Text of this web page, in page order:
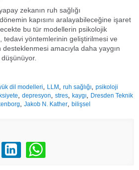
zekanın ruh sağlığı
kapısını aralayabileceğine işaret
bu tür modellerin psikolojik
tedavi yöntemlerinin geliştirilmesi ve
desteklenmesi amacıyla daha yaygın
dil modelleri, LLM ,ruh sağlığı,psikoloji
, depresyon, stres, kaygı, Dresden Teknik
, Jakob N. Kather, bilişsel